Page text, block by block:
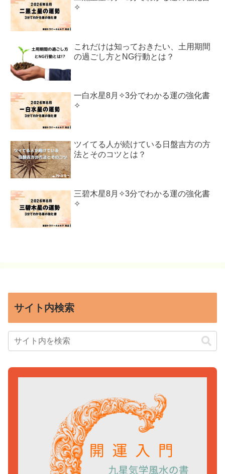
✧
これだけは知っておきたい、土用期間
の過ごし方とNG行動とは？
一白水星8月✧3分でわかる運の強化書
✧
ツイてる人が続けている日盤吉方の方
法とそのコツとは？
三碧木星8月✧3分でわかる運の強化書
✧
サイト内検索